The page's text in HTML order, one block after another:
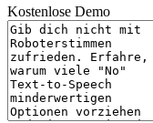
Kostenlose Demo